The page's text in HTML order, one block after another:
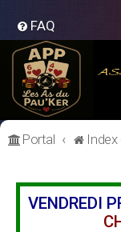
FAQ
Portal Index du
VENDREDI